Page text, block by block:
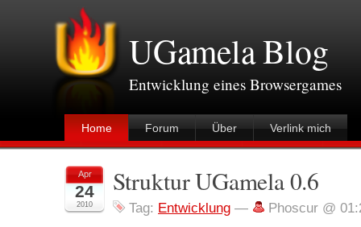
UGamela Blog
Entwicklung eines Browsergames
Home Forum Über Verlink mich
Apr
24
2010
Struktur UGamela 0.6
Tag: Entwicklung — Phoscur @